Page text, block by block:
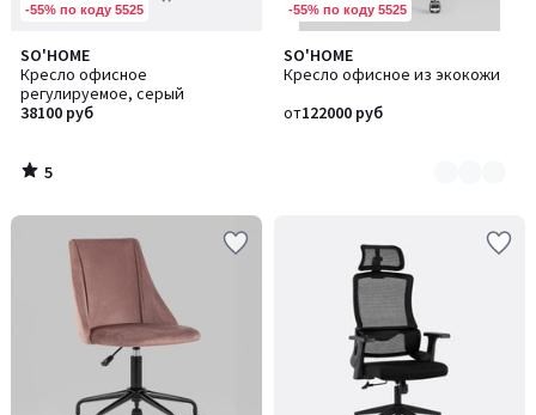
-55% по коду 5525
SO'HOME
Кресло офисное
регулируемое, серый
38100 руб
5
/
5
5
/
-55% по коду 5525
SO'HOME
Кресло офисное из экокожи
от122000 руб
Количество
цветов: